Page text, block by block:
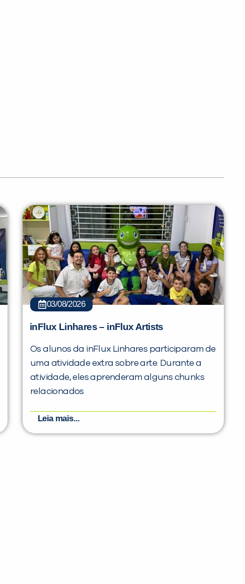
03/08/2026
inFlux Linhares – inFlux Artists
Os alunos da inFlux Linhares participaram de
uma atividade extra sobre arte. Durante a
atividade, eles aprenderam alguns chunks
relacionados
Leia mais...